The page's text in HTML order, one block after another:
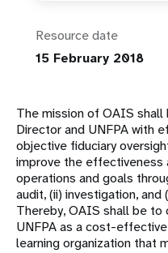
Resource date
15 February 2018
The mission of OAIS
Director and UNFPA with
objective fiduciary
improve the effectiveness
operations and goals
audit, (ii) investigation, and
Thereby, OAIS shall be
UNFPA as a cost-
learning organization that